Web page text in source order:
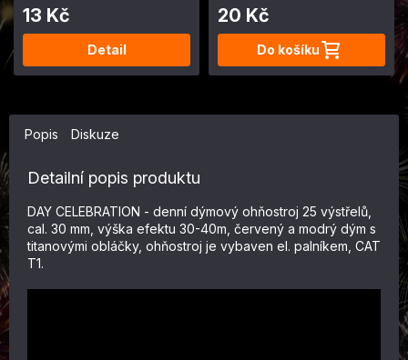
13 Kč
Detail
20 Kč
Do košíku
Popis Diskuze
Detailní popis produktu
DAY CELEBRATION - denní dýmový ohňostroj 25 výstřelů,
cal. 30 mm, výška efektu 30-40m, červený a modrý dým s
titanovými obláčky, ohňostroj je vybaven el. palníkem, CAT
T1.